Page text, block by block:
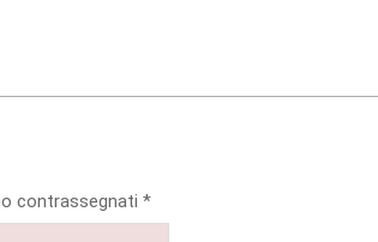
contrassegnati *